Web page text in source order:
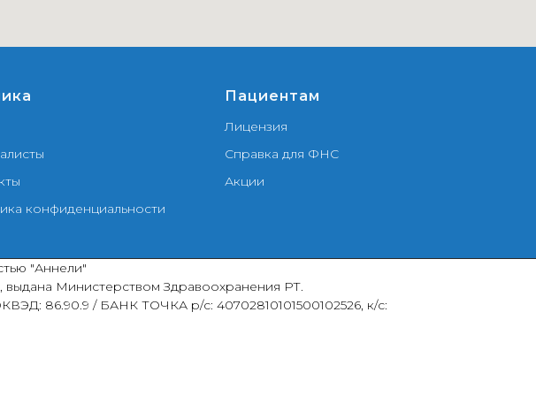
конфиденциальности
Пациентам
Лицензия
Справка для ФНС
Акции
"Аннели"
выдана Министерством Здравоохранения РТ.
86.90.9 / БАНК ТОЧКА р/с: 40702810101500102526, к/с: